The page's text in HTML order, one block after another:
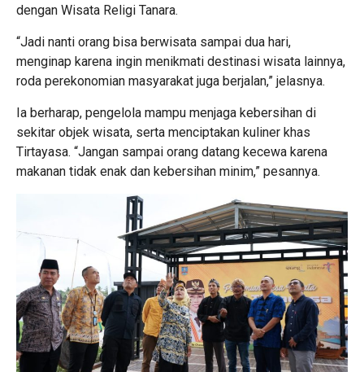
dengan Wisata Religi Tanara.
“Jadi nanti orang bisa berwisata sampai dua hari,
menginap karena ingin menikmati destinasi wisata lainnya,
roda perekonomian masyarakat juga berjalan,” jelasnya.
Ia berharap, pengelola mampu menjaga kebersihan di
sekitar objek wisata, serta menciptakan kuliner khas
Tirtayasa. “Jangan sampai orang datang kecewa karena
makanan tidak enak dan kebersihan minim,” pesannya.